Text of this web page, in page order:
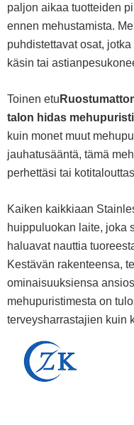
paljon aikaa tuotteiden
ennen mehustamista.
puhdistettavat osat,
käsin tai
Toinen etu
talon hidas
kuin monet muut
jauhatusääntä, tämä
perhettäsi tai
Kaiken kaikkiaan
huippuluokan laite, joka
haluavat nauttia
Kestävän rakenteensa,
ominaisuuksiensa
mehupuristimesta on
terveysharrastajien kuin